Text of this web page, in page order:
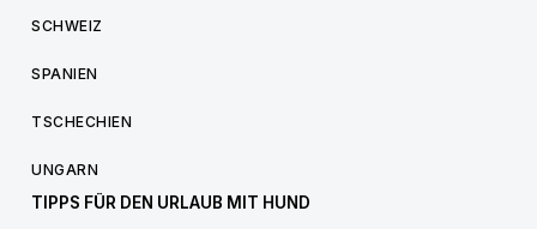
SCHWEIZ
SPANIEN
TSCHECHIEN
UNGARN
TIPPS FÜR DEN URLAUB MIT HUND